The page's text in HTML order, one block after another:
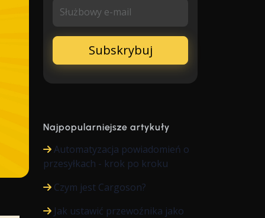
Służbowy e-mail
Najpopularniejsze artykuły
Automatyzacja powiadomień o
przesyłkach - krok po kroku
Czym jest Cargoson?
Jak ustawić przewoźnika jako